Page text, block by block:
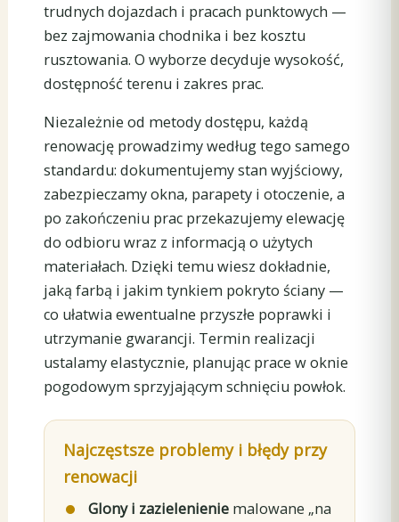
trudnych dojazdach i pracach punktowych —
bez zajmowania chodnika i bez kosztu
rusztowania. O wyborze decyduje wysokość,
dostępność terenu i zakres prac.
Niezależnie od metody dostępu, każdą
renowację prowadzimy według tego samego
standardu: dokumentujemy stan wyjściowy,
zabezpieczamy okna, parapety i otoczenie, a
po zakończeniu prac przekazujemy elewację
do odbioru wraz z informacją o użytych
materiałach. Dzięki temu wiesz dokładnie,
jaką farbą i jakim tynkiem pokryto ściany —
co ułatwia ewentualne przyszłe poprawki i
utrzymanie gwarancji. Termin realizacji
ustalamy elastycznie, planując prace w oknie
pogodowym sprzyjającym schnięciu powłok.
Najczęstsze problemy i błędy przy
renowacji
Glony i zazielenienie malowane „na